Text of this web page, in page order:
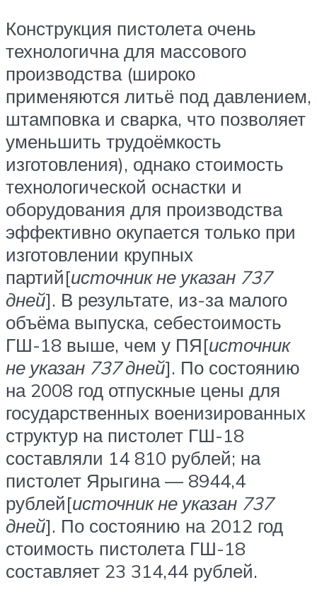
Конструкция пистолета очень
технологична для массового
производства (широко
применяются литьё под давлением,
штамповка и сварка, что позволяет
уменьшить трудоёмкость
изготовления), однако стоимость
технологической оснастки и
оборудования для производства
эффективно окупается только при
изготовлении крупных
партий[источник не указан 737
дней]. В результате, из-за малого
объёма выпуска, себестоимость
ГШ-18 выше, чем у ПЯ[источник
не указан 737 дней]. По состоянию
на 2008 год отпускные цены для
государственных военизированных
структур на пистолет ГШ-18
составляли 14 810 рублей; на
пистолет Ярыгина — 8944,4
рублей[источник не указан 737
дней]. По состоянию на 2012 год
стоимость пистолета ГШ-18
составляет 23 314,44 рублей.